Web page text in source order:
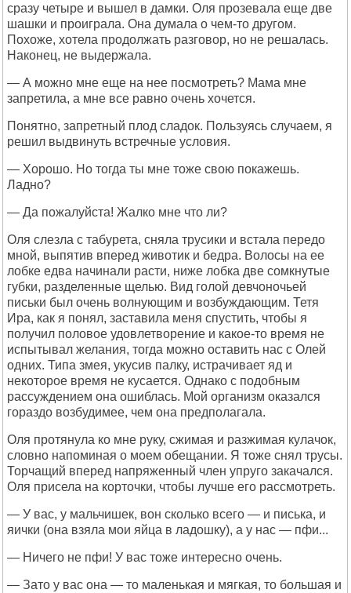
сразу четыре и вышел в дамки. Оля прозевала еще две
шашки и проиграла. Она думала о чем-то другом.
Похоже, хотела продолжать разговор, но не решалась.
Наконец, не выдержала.
— А можно мне еще на нее посмотреть? Мама мне
запретила, а мне все равно очень хочется.
Понятно, запретный плод сладок. Пользуясь случаем, я
решил выдвинуть встречные условия.
— Хорошо. Но тогда ты мне тоже свою покажешь.
Ладно?
— Да пожалуйста! Жалко мне что ли?
Оля слезла с табурета, сняла трусики и встала передо
мной, выпятив вперед животик и бедра. Волосы на ее
лобке едва начинали расти, ниже лобка две сомкнутые
губки, разделенные щелью. Вид голой девчоночьей
письки был очень волнующим и возбуждающим. Тетя
Ира, как я понял, заставила меня спустить, чтобы я
получил половое удовлетворение и какое-то время не
испытывал желания, тогда можно оставить нас с Олей
одних. Типа змея, укусив палку, истрачивает яд и
некоторое время не кусается. Однако с подобным
рассуждением она ошиблась. Мой организм оказался
гораздо возбудимее, чем она предполагала.
Оля протянула ко мне руку, сжимая и разжимая кулачок,
словно напоминая о моем обещании. Я тоже снял трусы.
Торчащий вперед напряженный член упруго закачался.
Оля присела на корточки, чтобы лучше его рассмотреть.
— У вас, у мальчишек, вон сколько всего — и писька, и
яички (она взяла мои яйца в ладошку), а у нас — пфи...
— Ничего не пфи! У вас тоже интересно очень.
— Зато у вас она — то маленькая и мягкая, то большая и